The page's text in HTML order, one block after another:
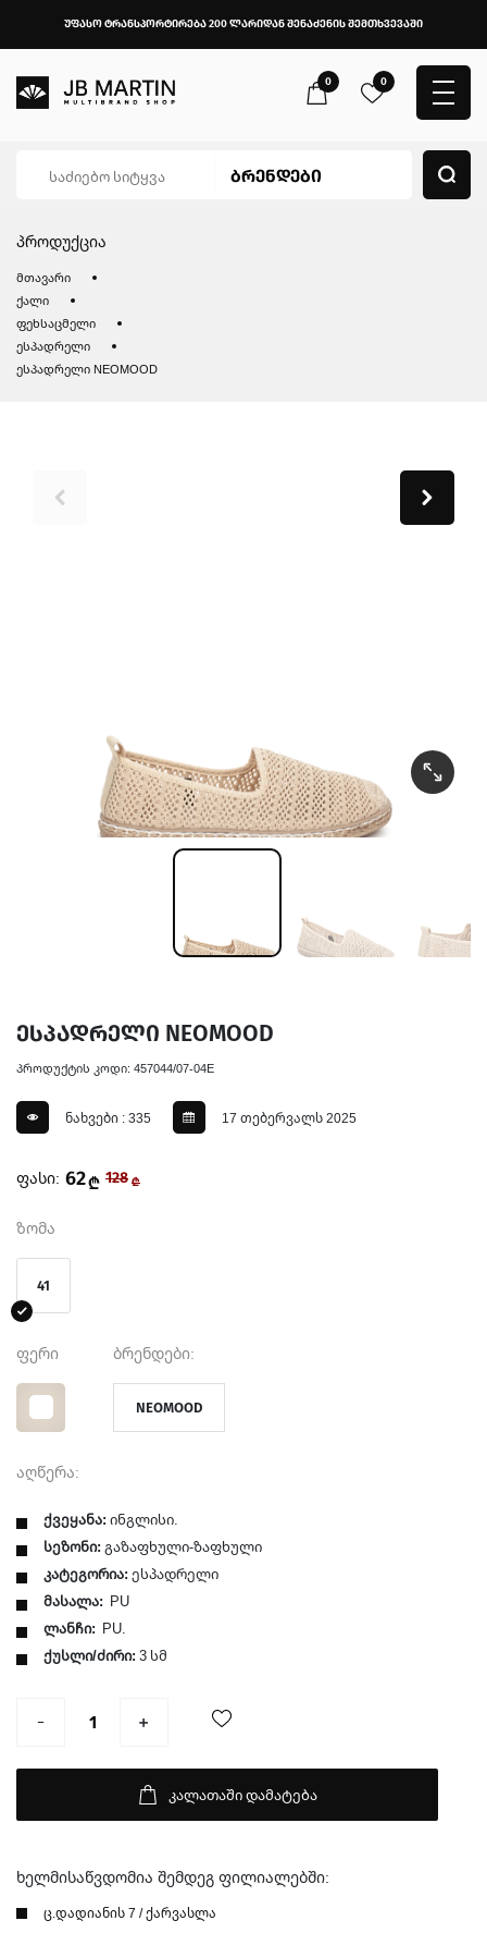
უფასო ტრანსპორტირება 200 ლარიდან შენაძენის შემთხვევაში
0 0
პროდუქცია
მთავარი
ქალი
ფეხსაცმელი
ესპადრელი
ესპადრელი NEOMOOD
ესპადრელი NEOMOOD
პროდუქტის კოდი: 457044/07-04E
ნახვები : 335 17 თებერვალს 2025
ფასი: 62₾ 128 ₾
ზომა
41
ფერი ბრენდები:
NEOMOOD
აღწერა:
ქვეყანა: ინგლისი.
სეზონი: გაზაფხული-ზაფხული
კატეგორია: ესპადრელი
მასალა: PU
ლანჩი: PU.
ქუსლი/ძირი: 3 სმ
კალათაში დამატება
ხელმისაწვდომია შემდეგ ფილიალებში:
ც.დადიანის 7 / ქარვასლა